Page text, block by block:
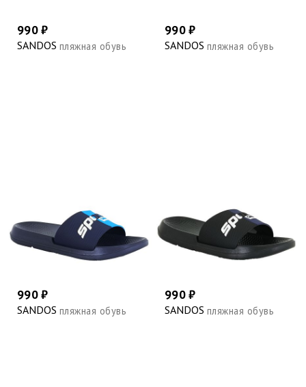
990 ₽
SANDOS пляжная обувь
990 ₽
SANDOS пляжная обувь
990 ₽
SANDOS пляжная обувь
990 ₽
SANDOS пляжная обувь